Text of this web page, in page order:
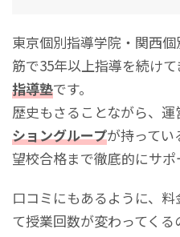
東京個別指導学院・関西
筋で35年以上指導を続けて
指導塾です。
歴史もさることながら、運
ショングループが持って
望校合格まで徹底的にサポ
口コミにもあるように、
て授業回数が変わってくる